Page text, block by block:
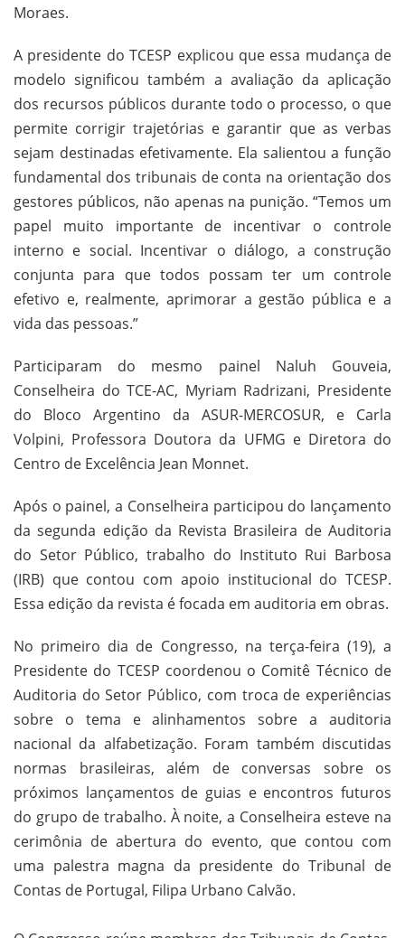
Moraes.
A presidente do TCESP explicou que essa mudança de
modelo significou também a avaliação da aplicação
dos recursos públicos durante todo o processo, o que
permite corrigir trajetórias e garantir que as verbas
sejam destinadas efetivamente. Ela salientou a função
fundamental dos tribunais de conta na orientação dos
gestores públicos, não apenas na punição. “Temos um
papel muito importante de incentivar o controle
interno e social. Incentivar o diálogo, a construção
conjunta para que todos possam ter um controle
efetivo e, realmente, aprimorar a gestão pública e a
vida das pessoas.”
Participaram do mesmo painel Naluh Gouveia,
Conselheira do TCE-AC, Myriam Radrizani, Presidente
do Bloco Argentino da ASUR-MERCOSUR, e Carla
Volpini, Professora Doutora da UFMG e Diretora do
Centro de Excelência Jean Monnet.
Após o painel, a Conselheira participou do lançamento
da segunda edição da Revista Brasileira de Auditoria
do Setor Público, trabalho do Instituto Rui Barbosa
(IRB) que contou com apoio institucional do TCESP.
Essa edição da revista é focada em auditoria em obras.
No primeiro dia de Congresso, na terça-feira (19), a
Presidente do TCESP coordenou o Comitê Técnico de
Auditoria do Setor Público, com troca de experiências
sobre o tema e alinhamentos sobre a auditoria
nacional da alfabetização. Foram também discutidas
normas brasileiras, além de conversas sobre os
próximos lançamentos de guias e encontros futuros
do grupo de trabalho. À noite, a Conselheira esteve na
cerimônia de abertura do evento, que contou com
uma palestra magna da presidente do Tribunal de
Contas de Portugal, Filipa Urbano Calvão.